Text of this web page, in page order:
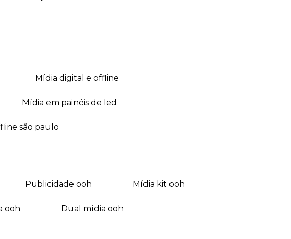
mídia digital e offline
mídia em painéis de led
são paulo
publicidade ooh mídia kit ooh
ooh dual mídia ooh